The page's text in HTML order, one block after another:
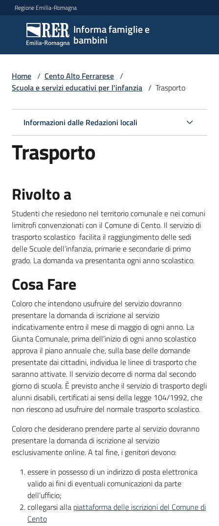
Vai al contenuto
Vai alla navigazione
Vai al footer
Regione Emilia-Romagna
Informa famiglie e
bambini
Informa
famiglie
e
bambini
Argomenti
Servizi
per
le
famiglie
Informazioni
locali
Newsletter
Home / Cento Alto Ferrarese /
Scuola e servizi educativi per l'infanzia / Trasporto
Informazioni dalle Redazioni locali
Trasporto
Rivolto a
Studenti che resiedono nel territorio comunale e nei comuni
limitrofi convenzionati con il Comune di Cento. Il servizio di
trasporto scolastico facilita il raggiungimento delle sedi
delle Scuole dell’infanzia, primarie e secondarie di primo
grado. La domanda va presentanta ogni anno scolastico.
Cosa Fare
Coloro che intendono usufruire del servizio dovranno
presentare la domanda di iscrizione al servizio
indicativamente entro il mese di maggio di ogni anno. La
Giunta Comunale, prima dell’inizio di ogni anno scolastico
approva il piano annuale che, sulla base delle domande
presentate dai cittadini, individua le linee di trasporto che
saranno attivate. Il servizio decorre di norma dal secondo
giorno di scuola. È previsto anche il servizio di trasporto degli
alunni disabili, certificati ai sensi della legge 104/1992, che
non riescono ad usufruire del normale trasporto scolastico.
Coloro che desiderano prendere parte al servizio dovranno
presentare la domanda di iscrizione al servizio
esclusivamente online. A tal fine, i genitori devono:
essere in possesso di un indirizzo di posta elettronica
valido ai fini di eventuali comunicazioni da parte
dell’ufficio;
collegarsi alla piattaforma delle iscrizioni del Comune di
Cento